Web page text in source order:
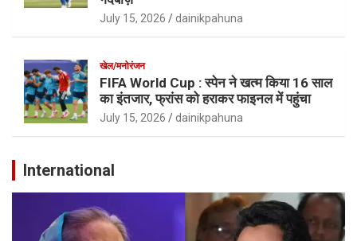
July 15, 2026 dainikpahuna
खेल/मनोरंजन
FIFA World Cup : स्पेन ने खत्म किया 16 साल
का इंतजार, फ्रांस को हराकर फाइनल में पहुंचा
July 15, 2026 dainikpahuna
International